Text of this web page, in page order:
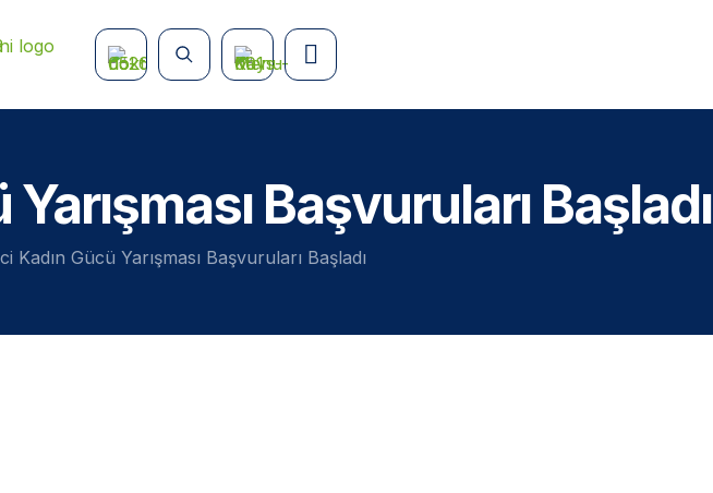
Başvuruları Başladı
Kadın Gücü Yarışması Başvuruları Başladı